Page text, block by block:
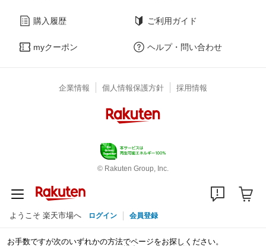
購入履歴
myクーポン
ご利用ガイド
ヘルプ・問い合わせ
企業情報 個人情報保護方針 採用情報
© Rakuten Group, Inc.
ようこそ 楽天市場へ ログイン 会員登録
お手数ですが次のいずれかの方法でページをお探しください。